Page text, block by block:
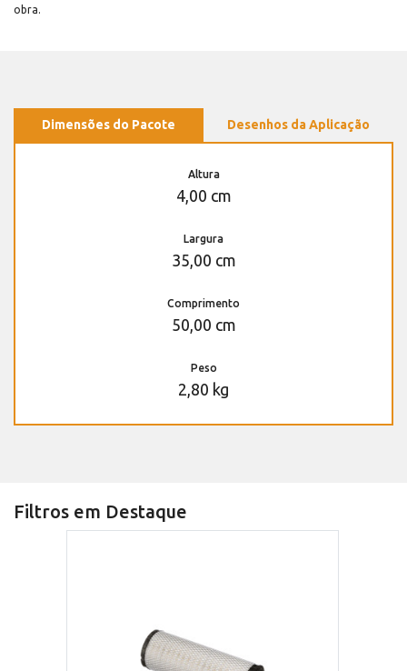
obra.
Dimensões do Pacote Desenhos da Aplicação
Altura
4,00 cm
Largura
35,00 cm
Comprimento
50,00 cm
Peso
2,80 kg
Filtros em Destaque